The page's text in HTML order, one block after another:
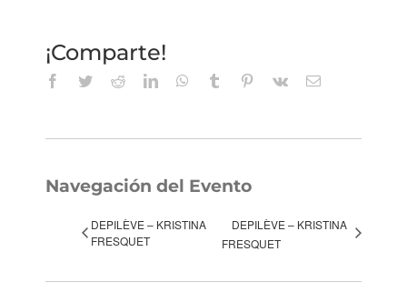
¡Comparte!
Facebook
TwitterRedditLinkedInWhatsApp
Tumblr Pinterest
Vk
Correo
Navegación del Evento
DEPILÈVE – KRISTINA
FRESQUET
DEPILÈVE – KRISTINA
FRESQUET